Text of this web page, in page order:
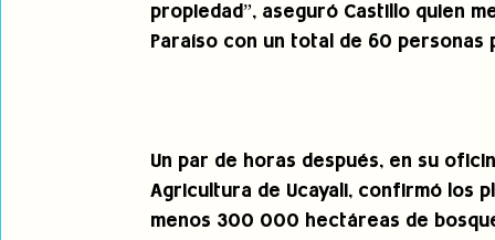
propiedad”, aseguró Castillo quien
Paraíso con un total de 60
Un par de horas después, en su
Agricultura de Ucayali, confirmó los
menos 300 000 hectáreas de